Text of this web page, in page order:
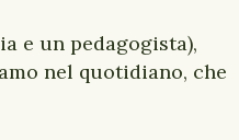
e un pedagogista),
nel quotidiano, che